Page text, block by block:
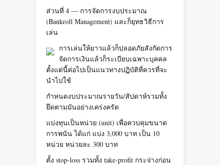
ส่วนที่ 4 — การจัดการงบประมาณ
(Bankroll Management) และก็ยุทธวิธีการ
เล่น
การเล่นให้ยาวแล้วก็ปลอดภัยสังกัดการ
จัดการเงินแล้วก็ระเบียบเฉพาะบุคคล
ตั้งแต่นี้ต่อไปเป็นแนวทางปฏิบัติที่ควรที่จะ
นำไปใช้
กำหนดงบประมาณรายวัน/สัปดาห์รวมทั้ง
ยึดตามมันอย่างเคร่งครัด
แบ่งทุนเป็นหน่วย (unit) เพื่อควบคุมขนาด
การพนัน ได้แก่ แบ่ง 3,000 บาท เป็น 10
หน่วย หน่วยละ 300 บาท
ตั้ง stop-loss รวมทั้ง take-profit กระจ่างก่อน